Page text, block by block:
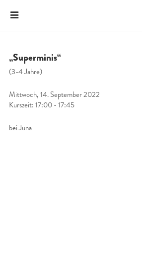
„Superminis“
(3-4 Jahre)
Mittwoch, 14. September 2022
Kurszeit: 17:00 - 17:45
bei Juna